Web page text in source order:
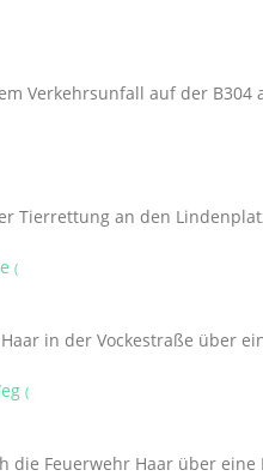
Verkehrsunfall auf der B304
Tierrettung an den
(
in der Vockestraße über
(
die Feuerwehr Haar über